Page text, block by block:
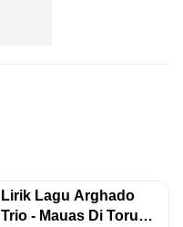
Lirik Lagu Arghado
Trio - Mauas Di Toru